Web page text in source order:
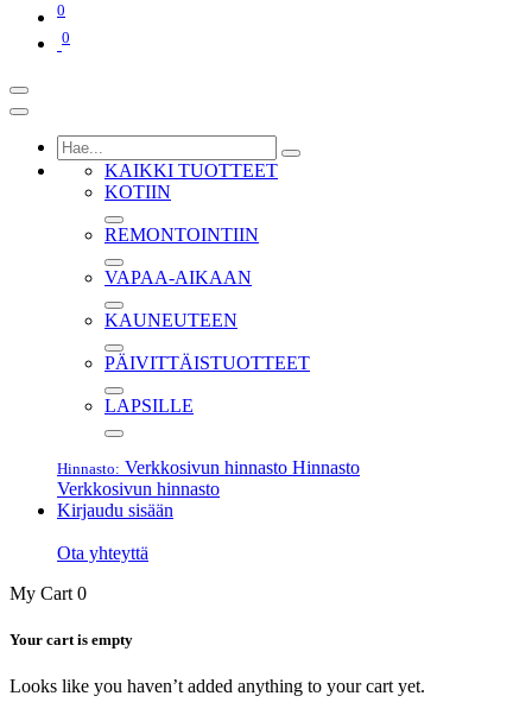
0
0
KAIKKI TUOTTEET
KOTIIN
REMONTOINTIIN
VAPAA-AIKAAN
KAUNEUTEEN
PÄIVITTÄISTUOTTEET
LAPSILLE
Hinnasto: Verkkosivun hinnasto Hinnasto
Verkkosivun hinnasto
Kirjaudu sisään
Ota yhteyttä
My Cart 0
Your cart is empty
Looks like you haven’t added anything to your cart yet.